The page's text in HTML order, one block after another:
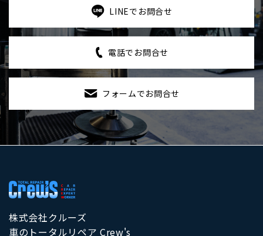
LINEでお問合せ
電話でお問合せ
フォームでお問合せ
株式会社クルーズ
車のトータルリペア Crew's